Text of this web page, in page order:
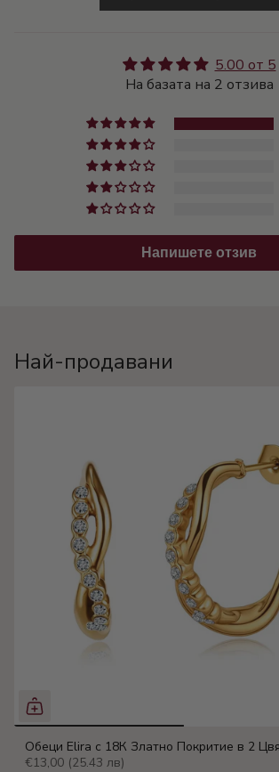
5.00 от 5
На базата на 2 отзива
Напишете отзив
Най-продавани
Обеци Elira с 18К Златно Покритие в 2
€13,00 (25.43 лв)